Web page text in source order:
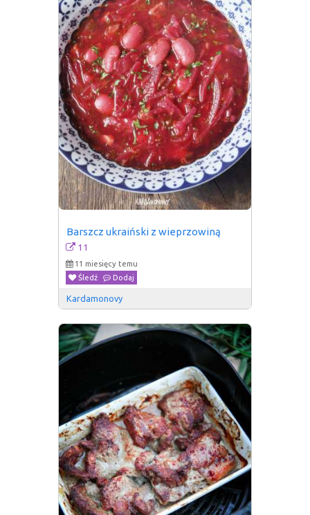
Barszcz ukraiński z wieprzowiną
11
11 miesięcy temu
Śledź
Dodaj
Kardamonovy